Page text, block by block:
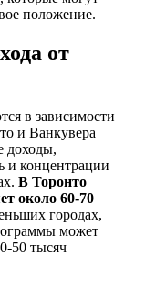
положение.
от
в зависимости
и Ванкувера
доходы,
и концентрации
В Торонто
около 60-70
городах,
может
50 тысяч